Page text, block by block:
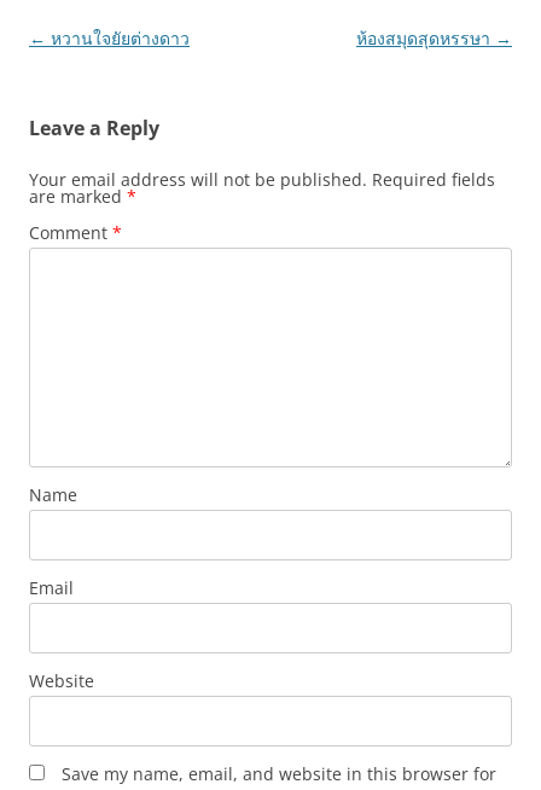
Post
← หวานใจยัยต่างดาว ห้องสมุดสุดหรรษา →
Leave a Reply
Your email address will not be published. Required fields
are marked *
Comment *
Name
Email
Website
Save my name, email, and website in this browser for